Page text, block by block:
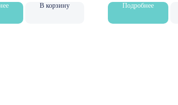
В корзину Подробнее